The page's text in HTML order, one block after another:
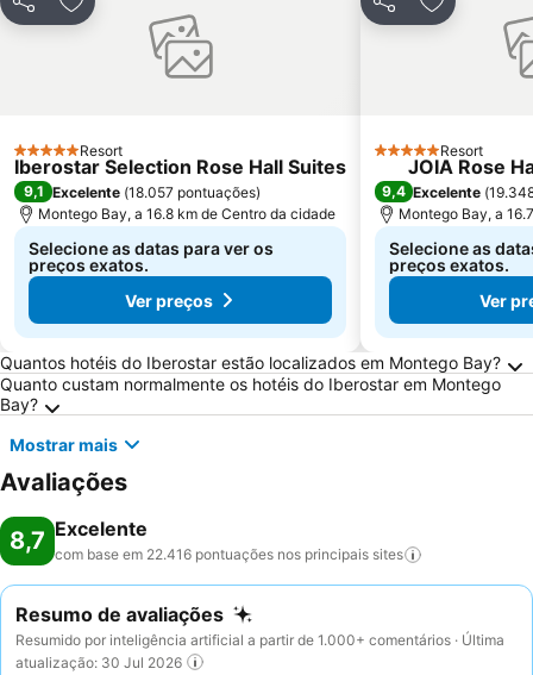
PartilharAdicionar aos favoritos
5 EstrelasResort
Iberostar Selection Rose Hall Suites
9,1 Excelente (18.057 pontuações)
Montego Bay, a 16.8 km de Centro da cidade
Selecione as datas para ver os
preços exatos.
Ver preços
PartilharAdicionar
5 EstrelasResort
JOIA Rose
9,4 Excelente (
Montego Bay, a
Selecione as
preços exatos.
Ver
Perguntas Frequentes sobre Montego Bay
Quantos hotéis do Iberostar estão localizados em Montego Bay?
Quanto custam normalmente os hotéis do Iberostar em Montego
Bay?
Mostrar mais
Avaliações
8,7 Excelente
com base em 22.416 pontuações nos principais sites
Resumo de avaliações
Resumido por inteligência artificial a partir de 1.000+ comentários · Última
atualização: 30 Jul 2026